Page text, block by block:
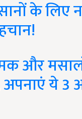
के लिए
और
ये 3